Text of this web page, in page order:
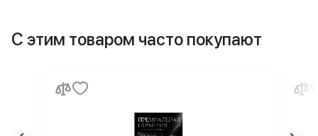
С этим товаром часто покупают